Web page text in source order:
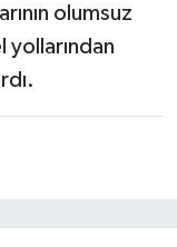
olumsuz
yollarından